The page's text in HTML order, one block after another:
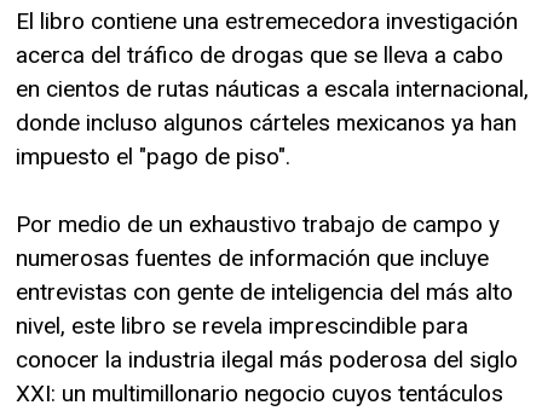
El libro contiene una estremecedora investigación
acerca del tráfico de drogas que se lleva a cabo
en cientos de rutas náuticas a escala internacional,
donde incluso algunos cárteles mexicanos ya han
impuesto el "pago de piso".
Por medio de un exhaustivo trabajo de campo y
numerosas fuentes de información que incluye
entrevistas con gente de inteligencia del más alto
nivel, este libro se revela imprescindible para
conocer la industria ilegal más poderosa del siglo
XXI: un multimillonario negocio cuyos tentáculos